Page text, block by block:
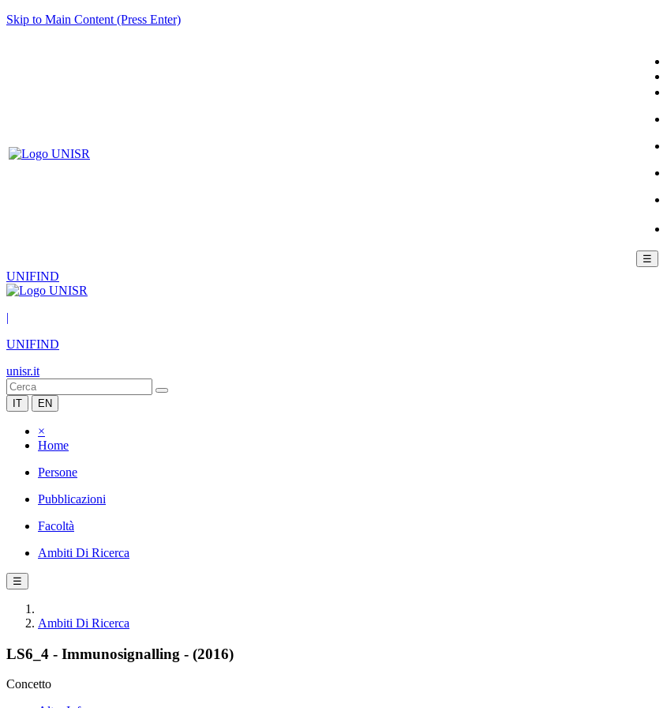
Skip to Main Content (Press Enter)
☰
UNIFIND
|
UNIFIND
unisr.it
IT EN
×
Home
Persone
Pubblicazioni
Facoltà
Ambiti Di Ricerca
☰
Ambiti Di Ricerca
LS6_4 - Immunosignalling - (2016)
Concetto